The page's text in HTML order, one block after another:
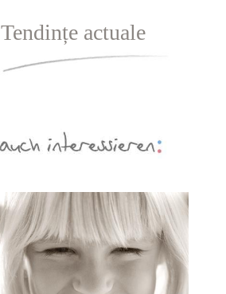
Tendințe actuale